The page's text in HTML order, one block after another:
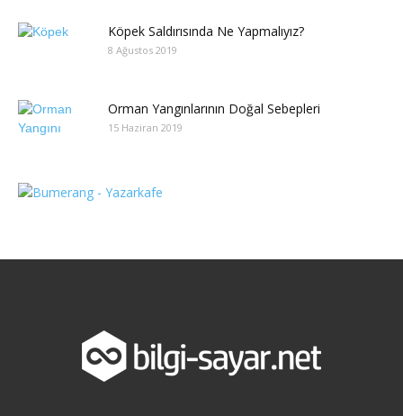
Köpek Saldırısında Ne Yapmalıyız?
8 Ağustos 2019
Orman Yangınlarının Doğal Sebepleri
15 Haziran 2019